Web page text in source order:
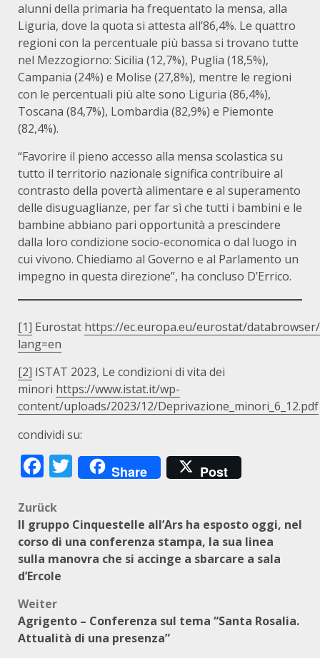
alunni della primaria ha frequentato la mensa, alla
Liguria, dove la quota si attesta all’86,4%. Le quattro
regioni con la percentuale più bassa si trovano tutte
nel Mezzogiorno: Sicilia (12,7%), Puglia (18,5%),
Campania (24%) e Molise (27,8%), mentre le regioni
con le percentuali più alte sono Liguria (86,4%),
Toscana (84,7%), Lombardia (82,9%) e Piemonte
(82,4%).
“Favorire il pieno accesso alla mensa scolastica su
tutto il territorio nazionale significa contribuire al
contrasto della povertà alimentare e al superamento
delle disuguaglianze, per far sì che tutti i bambini e le
bambine abbiano pari opportunità a prescindere
dalla loro condizione socio-economica o dal luogo in
cui vivono. Chiediamo al Governo e al Parlamento un
impegno in questa direzione”, ha concluso D’Errico.
[1] Eurostat https://ec.europa.eu/eurostat/
lang=en
[2] ISTAT 2023, Le condizioni di vita dei
minori https://www.istat.it/wp-
content/uploads/2023/12/Deprivazione_minori_6_12.pdf
condividi su:
Facebook
Twitter
Share Post
Beitragsnavigation
Zurück
Il gruppo Cinquestelle all’Ars ha esposto oggi, nel
corso di una conferenza stampa, la sua linea
sulla manovra che si accinge a sbarcare a sala
d’Ercole
Weiter
Agrigento – Conferenza sul tema “Santa Rosalia.
Attualità di una presenza”